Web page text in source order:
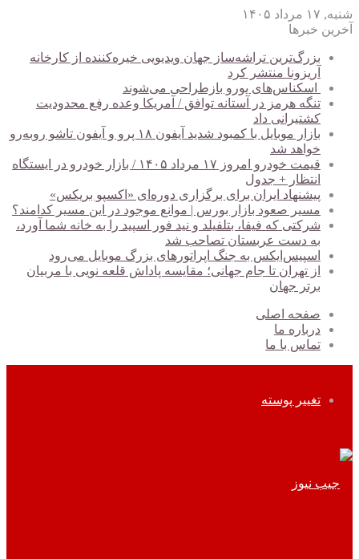
شنبه, ۱۷ مرداد ۱۴۰۵
آخرین خبرها
بزرگ‌ترین تراشه‌ساز جهان ویدیویی خیره‌کننده از کارخانه
آریزونا منتشر کرد
اسکناس‌های یورو بازطراحی می‌شوند
تنگه هرمز در آستانه توافق / آمریکا وعده رفع محدودیت
کشتیرانی داد
بازار موبایل با کمبود شدید آیفون ۱۸ پرو و آیفون تاشو روبه‌رو
خواهد شد
قیمت خودرو امروز ۱۷ مرداد ۱۴۰۵ / بازار خودرو در ایستگاه
انتظار + جدول
پیشنهاد ایران برای برگزاری دوره‌ای «اکسپو بریکس»
مسیر صعود بازار بورس | موانع موجود در این مسیر کدامند؟
شرکتی که فیفا، بتلفیلد و نید فور اسپید را به خانه شما آورد،
به دست عربستان تصاحب شد
اسپیس‌ایکس به جنگ اپراتورهای بزرگ موبایل می‌رود
از تهران تا جام جهانی؛ مقایسه پاداش قلعه نویی با مربیان
برتر جهان
صفحه اصلی
درباره ما
تماس با ما
تغییر پوسته